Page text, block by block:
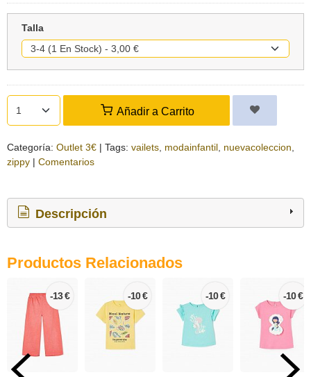
Talla
Añadir a Carrito
Categoría: Outlet 3€ | Tags: vailets modainfantil nuevacoleccion
zippy | Comentarios
Descripción
Productos Relacionados
-13 € -10 € -10 € -10 €